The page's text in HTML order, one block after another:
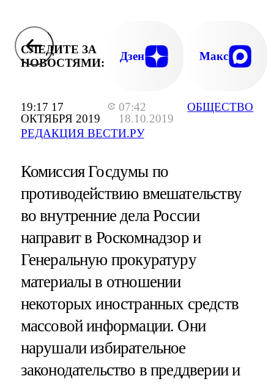
19:17 17
ОКТЯБРЯ 2019
07:42
18.10.2019
РЕДАКЦИЯ ВЕСТИ.РУ
ОБЩЕСТВО
СЛЕДИТЕ ЗА
НОВОСТЯМИ:
Дзен Макс
Комиссия Госдумы по
противодействию вмешательству
во внутренние дела России
направит в Роскомнадзор и
Генеральную прокуратуру
материалы в отношении
некоторых иностранных средств
массовой информации. Они
нарушали избирательное
законодательство в преддверии и